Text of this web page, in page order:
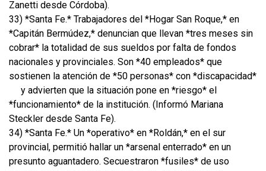
Zanetti desde Córdoba).
33) *Santa Fe.* Trabajadores del *Hogar San Roque,* en
*Capitán Bermúdez,* denuncian que llevan *tres meses sin
cobrar* la totalidad de sus sueldos por falta de fondos
nacionales y provinciales. Son *40 empleados* que
sostienen la atención de *50 personas* con *discapacidad*
y advierten que la situación pone en *riesgo* el
*funcionamiento* de la institución. (Informó Mariana
Steckler desde Santa Fe).
34) *Santa Fe.* Un *operativo* en *Roldán,* en el sur
provincial, permitió hallar un *arsenal enterrado* en un
presunto aguantadero. Secuestraron *fusiles* de uso